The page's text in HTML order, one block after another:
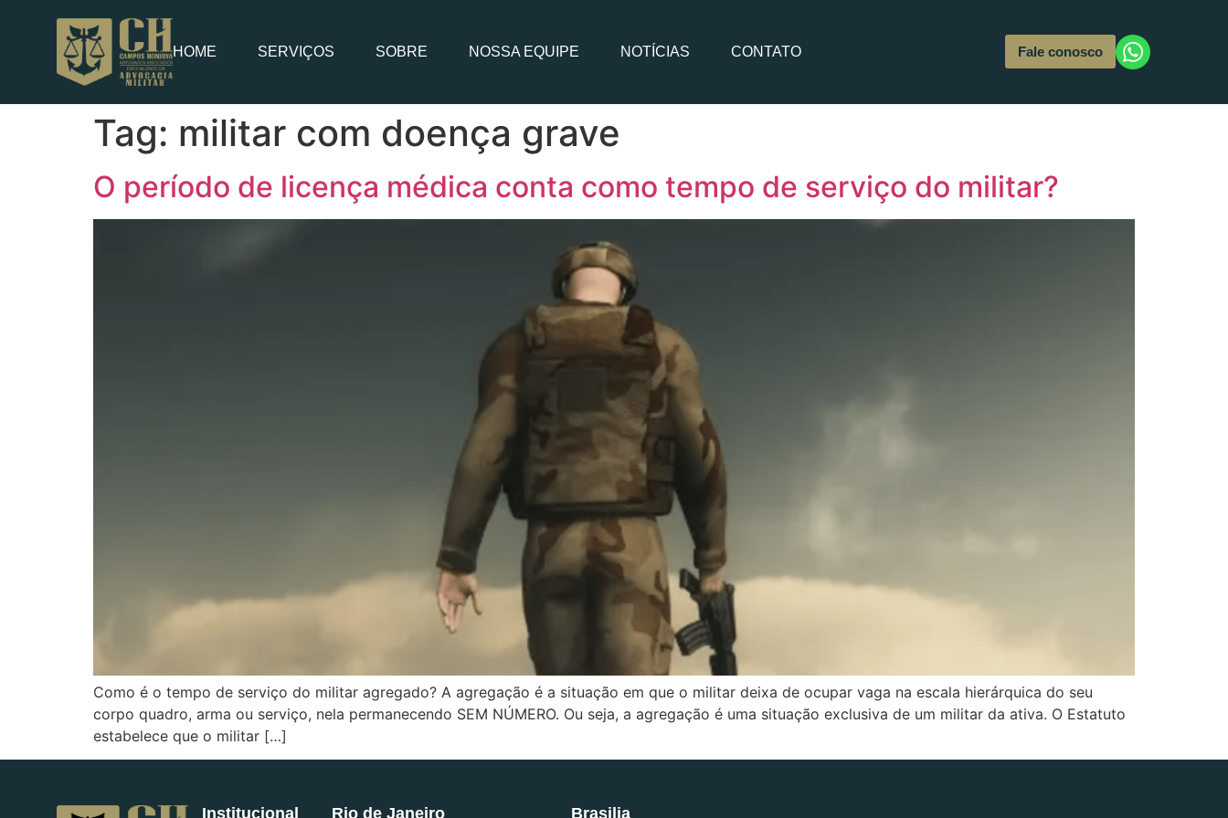
HOME SERVIÇOS SOBRE NOSSA EQUIPE NOTÍCIAS CONTATO Fale conosco
Tag: militar com doença grave
O período de licença médica conta como tempo de serviço do militar?
Como é o tempo de serviço do militar agregado? A agregação é a situação em que o militar deixa de ocupar vaga na escala hierárquica do seu
corpo quadro, arma ou serviço, nela permanecendo SEM NÚMERO. Ou seja, a agregação é uma situação exclusiva de um militar da ativa. O Estatuto
estabelece que o militar […]
Institucional Rio de Janeiro Brasilia